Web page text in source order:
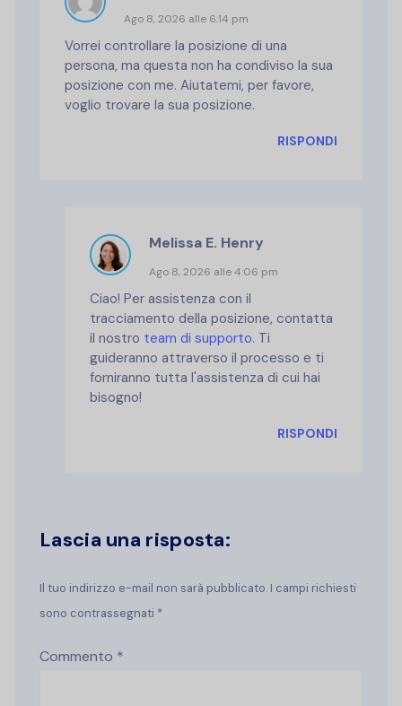
Ago 8, 2026 alle 6:14 pm
Vorrei controllare la posizione di una
persona, ma questa non ha condiviso la sua
posizione con me. Aiutatemi, per favore,
voglio trovare la sua posizione.
RISPONDI
Melissa E. Henry
Ago 8, 2026 alle 4:06 pm
Ciao! Per assistenza con il
tracciamento della posizione, contatta
il nostro team di supporto. Ti
guideranno attraverso il processo e ti
forniranno tutta l'assistenza di cui hai
bisogno!
RISPONDI
Lascia una risposta:
Il tuo indirizzo e-mail non sarà pubblicato. I campi richiesti
sono contrassegnati *
Commento *